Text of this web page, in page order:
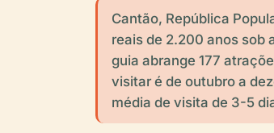
Cantão, República
reais de 2.200 anos sob
guia abrange 177
visitar é de outubro a
média de visita de 3-5